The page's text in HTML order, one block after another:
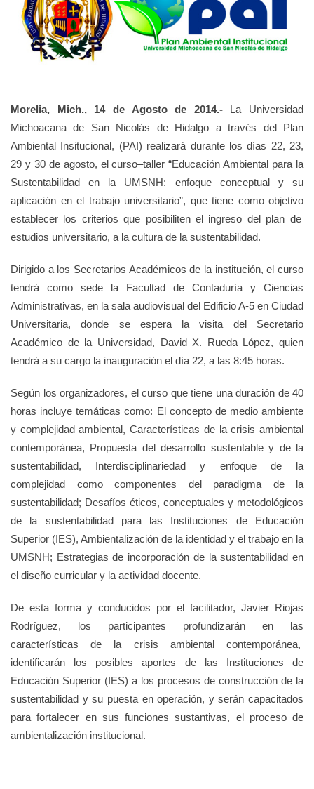
Morelia, Mich., 14 de Agosto de 2014.-La Universidad
Michoacana de San Nicolás de Hidalgo a través del Plan
Ambiental Insitucional, (PAI) realizará durante los días 22, 23,
29 y 30 de agosto, elcurso–taller “Educación Ambiental para la
Sustentabilidad en la UMSNH: enfoque conceptual y su
aplicación en el trabajo universitario”, que tiene como objetivo
establecer los criterios que posibiliten el ingreso del plan de
estudios universitario, a la cultura de la sustentabilidad.
Dirigido a los Secretarios Académicos de la institución, el curso
tendrá como sede
la Facultad de Contaduría y Ciencias
Administrativas, en la sala audiovisual del Edificio A-5 en Ciudad
Universitaria, donde se espera la visita del Secretario
Académico de la Universidad, David X. Rueda López, quien
tendrá a su cargo la inauguración el día 22, a las 8:45 horas.
Según los organizadores, el curso que tiene una duración de 40
horas incluye temáticas como: El concepto de medio ambiente
y complejidad ambiental, Características de la crisis ambiental
contemporánea, Propuesta del desarrollo sustentable y de la
sustentabilidad, Interdisciplinariedad y enfoque de la
complejidad como componentes del paradigma de la
sustentabilidad; Desafíos éticos, conceptuales y metodológicos
de la sustentabilidad para las Instituciones de Educación
Superior (IES), Ambientalización de la identidad y el trabajo en la
UMSNH; Estrategias de incorporación de la sustentabilidad en
el diseño curricular y la actividad docente.
De esta forma y conducidos por el facilitador, Javier Riojas
Rodríguez, los participantes profundizarán en las
características de la crisis ambiental contemporánea,
identificarán los posibles aportes de las Instituciones de
Educación Superior (IES) a los procesos de construcción de la
sustentabilidad y su puesta en operación, y serán capacitados
para fortalecer en sus funciones sustantivas, el proceso de
ambientalización institucional.